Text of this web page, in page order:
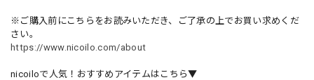
※ご購入前にこちらをお読みいただき、ご了承の上でお買い求めくだ
さい。
https://www.nicoilo.com/about
nicoiloで人気！おすすめアイテムはこちら▼